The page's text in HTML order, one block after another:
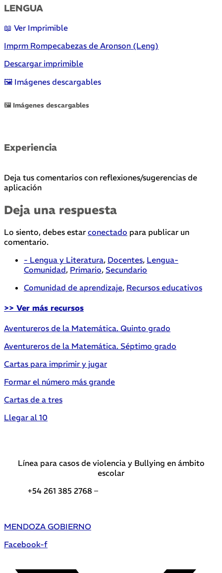
LENGUA
📖 Ver Imprimible
Imprm Rompecabezas de Aronson (Leng)
Descargar imprimible
🖼 Imágenes descargables
🖼 Imágenes descargables
Experiencia
Deja tus comentarios con reflexiones/sugerencias de
aplicación
Deja una respuesta
Lo siento, debes estar conectado para publicar un
comentario.
- Lengua y Literatura, Docentes, Lengua-
Comunidad, Primario, Secundario
Comunidad de aprendizaje, Recursos educativos
>> Ver más recursos
Aventureros de la Matemática. Quinto grado
Aventureros de la Matemática. Séptimo grado
Cartas para imprimir y jugar
Formar el número más grande
Cartas de a tres
Llegar al 10
Línea para casos de violencia y Bullying en ámbito
escolar
+54 261 385 2768 –
MENDOZA GOBIERNO
Facebook-f